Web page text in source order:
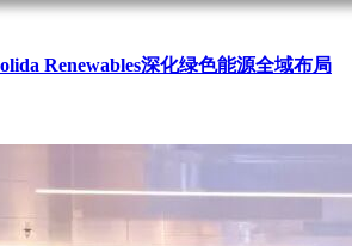
Renewables深化绿色能源全域布局